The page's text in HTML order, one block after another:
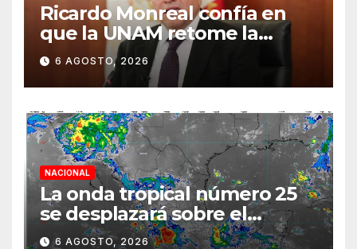
Ricardo Monreal confía en
que la UNAM retome la
normalidad e inicie el
semestre mediante el
diálogo
6 AGOSTO, 2026
NACIONAL
La onda tropical número 25
se desplazará sobre el
sureste mexicano
6 AGOSTO, 2026